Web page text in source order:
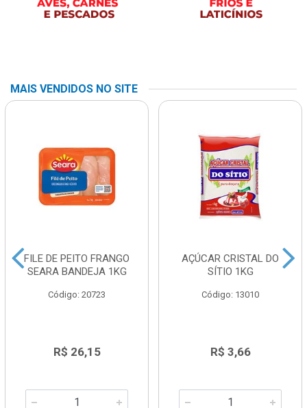
MAIS VENDIDOS NO SITE
FILE DE PEITO FRANGO
SEARA BANDEJA 1KG
Código: 20723
R$ 26,15
AÇÚCAR CRISTAL DO
SÍTIO 1KG
Código: 13010
R$ 3,66